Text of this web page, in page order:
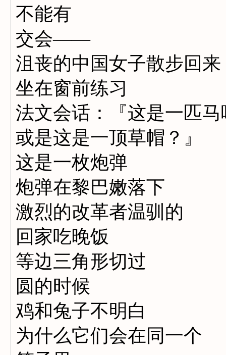
不能有
交会——
沮丧的中国女子散步回来
坐在窗前练习
法文会话：『这是一匹马
或是这是一顶草帽？』
这是一枚炮弹
炮弹在黎巴嫩落下
激烈的改革者温驯的
回家吃晚饭
等边三角形切过
圆的时候
鸡和兔子不明白
为什么它们会在同一个